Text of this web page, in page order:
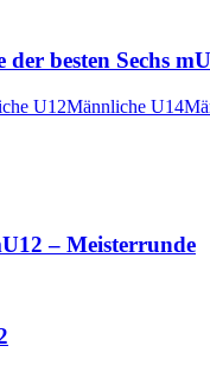
besten Sechs
U12Männliche U14
– Meisterrunde